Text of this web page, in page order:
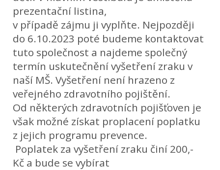
prezentační listina,
v případě zájmu ji vyplňte. Nejpozději
do 6.10.2023 poté budeme kontaktovat
tuto společnost a najdeme společný
termín uskutečnění vyšetření zraku v
naší MŠ. Vyšetření není hrazeno z
veřejného zdravotního pojištění.
Od některých zdravotních pojišťoven je
však možné získat proplacení poplatku
z jejich programu prevence.
Poplatek za vyšetření zraku činí 200,-
Kč a bude se vybírat